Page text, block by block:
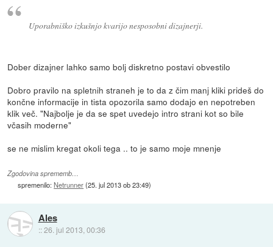
Uporabniško izkušnjo kvarijo nesposobni dizajnerji.
Dober dizajner lahko samo bolj diskretno postavi obvestilo
Dobro pravilo na spletnih straneh je to da z čim manj kliki prideš do
končne informacije in tista opozorila samo dodajo en nepotreben
klik več. "Najbolje je da se spet uvedejo intro strani kot so bile
včasih moderne"
se ne mislim kregat okoli tega .. to je samo moje mnenje
Zgodovina sprememb…
spremenilo:Netrunner(25. jul 2013 ob 23:49)
Ales
::26. jul 2013, 00:36